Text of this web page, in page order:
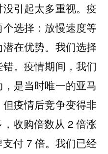
引起太多重视。疫
选择：放慢速度等
在优势。我们选择
。疫情期间，我们
是当时唯一的亚马
疫情后竞争变得非
收购倍数从 2 倍涨
付 7 倍。我们已经